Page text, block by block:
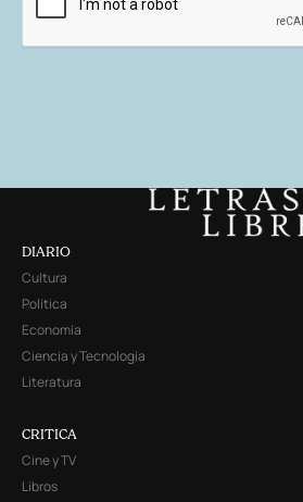
DIARIO
Cultura
Política
Economía
Ciencia y Tecnología
Literatura
CRITICA
Cine y TV
Libros